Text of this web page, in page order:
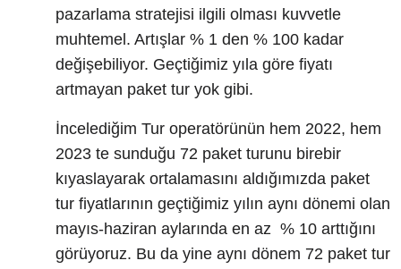
pazarlama stratejisi ilgili olması kuvvetle
muhtemel. Artışlar % 1 den % 100 kadar
değişebiliyor. Geçtiğimiz yıla göre fiyatı
artmayan paket tur yok gibi.
İncelediğim Tur operatörünün hem 2022, hem
2023 te sunduğu 72 paket turunu birebir
kıyaslayarak ortalamasını aldığımızda paket
tur fiyatlarının geçtiğimiz yılın aynı dönemi olan
mayıs-haziran aylarında en az % 10 arttığını
görüyoruz. Bu da yine aynı dönem 72 paket tur